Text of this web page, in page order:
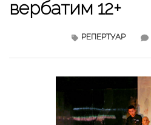
вербатим 12+
РЕПЕРТУАР